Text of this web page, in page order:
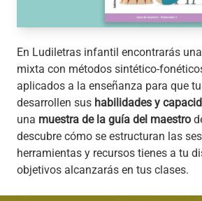
En Ludiletras infantil encontrarás
mixta con métodos sintético-
aplicados a la enseñanza para que
desarrollen sus habilidades y
una muestra de la guía del maestro
descubre cómo se estructuran las
herramientas y recursos tienes a tu
objetivos alcanzarás en tus clases.